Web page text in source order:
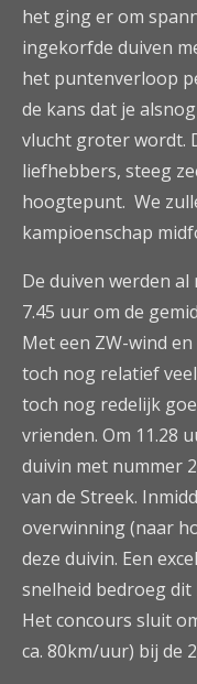
het ging er om
ingekorfde duiven
het puntenverloop
de kans dat je
vlucht groter wordt.
liefhebbers, steeg
hoogtepunt. We
kampioenschap
De duiven werden
7.45 uur om de
Met een ZW-wind
toch nog relatief
toch nog redelijk
vrienden. Om 11.28
duivin met nummer
van de Streek.
overwinning (naar
deze duivin. Een
snelheid bedroeg dit
Het concours sluit
ca. 80km/uur) bij de